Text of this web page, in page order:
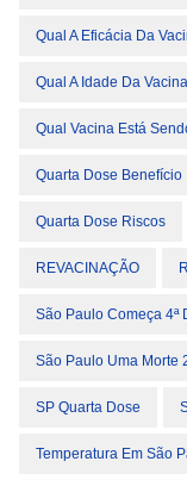
Qual A Eficácia Da
Qual A Idade Da
Qual Vacina Está
Quarta Dose Benefício
Quarta Dose Riscos
REVACINAÇÃO
São Paulo Começa 4ª
São Paulo Uma Morte
SP Quarta Dose
Temperatura Em São